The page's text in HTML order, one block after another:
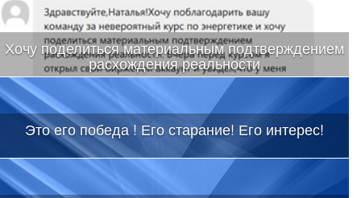
Хочу поделиться материальным подтверждением
расхождения реальности
Это его победа ! Его старание! Его интерес!